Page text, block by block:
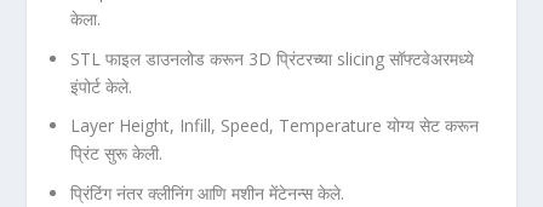
केला.
STL फाइल डाउनलोड करून 3D प्रिंटरच्या slicing सॉफ्टवेअरमध्ये
इंपोर्ट केले.
Layer Height, Infill, Speed, Temperature योग्य सेट करून
प्रिंट सुरू केली.
प्रिंटिंग नंतर क्लीनिंग आणि मशीन मेंटेनन्स केले.